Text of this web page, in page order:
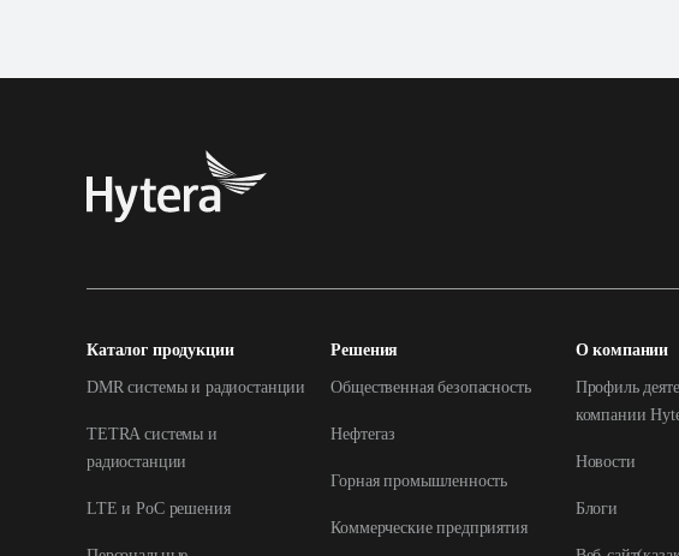
Каталог продукции
DMR системы и радиостанции
TETRA системы и
радиостанции
LTE и РоС решения
Решения
Общественная безопасность
Нефтегаз
Горная промышленность
Коммерческие предприятия
О компании
Профиль
компании
Новости
Блоги